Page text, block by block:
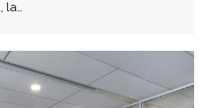
la…